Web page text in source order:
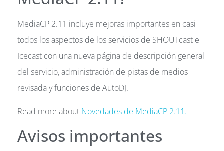
MediaCP 2.11 incluye mejoras importantes en casi
todos los aspectos de los servicios de SHOUTcast e
Icecast con una nueva página de descripción general
del servicio, administración de pistas de medios
revisada y funciones de AutoDJ.
Read more about Novedades de MediaCP 2.11.
Avisos importantes